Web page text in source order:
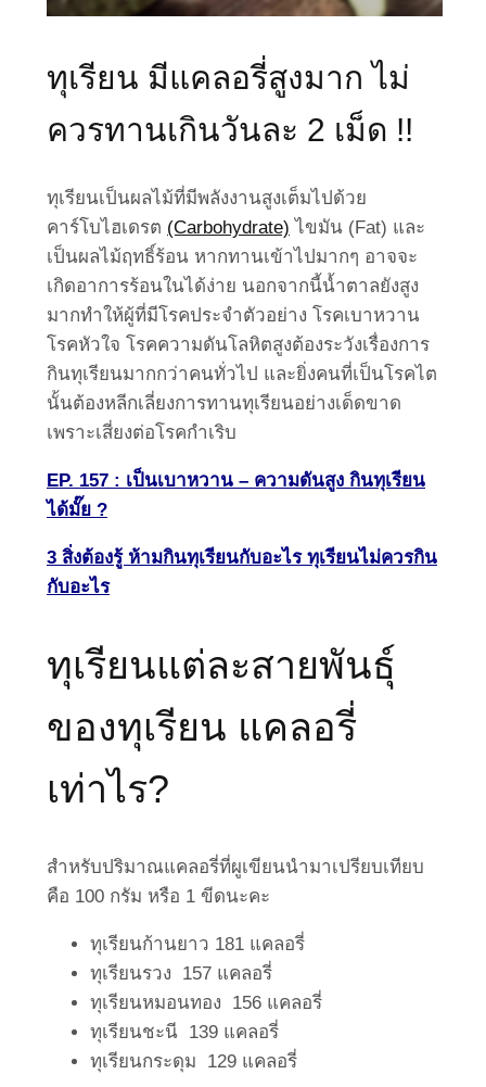
ทุเรียน มีแคลอรี่สูงมาก ไม่
ควรทานเกินวันละ 2 เม็ด !!
ทุเรียนเป็นผลไม้ที่มีพลังงานสูงเต็มไปด้วย
คาร์โบไฮเดรต (Carbohydrate) ไขมัน (Fat) และ
เป็นผลไม้ฤทธิ์ร้อน หากทานเข้าไปมากๆ อาจจะ
เกิดอาการร้อนในได้ง่าย นอกจากนี้น้ำตาลยังสูง
มากทำให้ผู้ที่มีโรคประจำตัวอย่าง โรคเบาหวาน
โรคหัวใจ โรคความดันโลหิตสูงต้องระวังเรื่องการ
กินทุเรียนมากกว่าคนทั่วไป และยิ่งคนที่เป็นโรคไต
นั้นต้องหลีกเลี่ยงการทานทุเรียนอย่างเด็ดขาด
เพราะเสี่ยงต่อโรคกำเริบ
EP. 157 : เป็นเบาหวาน – ความดันสูง กินทุเรียน
ได้มั๊ย ?
3 สิ่งต้องรู้ ห้ามกินทุเรียนกับอะไร ทุเรียนไม่ควรกิน
กับอะไร
ทุเรียนแต่ละสายพันธุ์
ของทุเรียน แคลอรี่
เท่าไร?
สำหรับปริมาณแคลอรี่ที่ผูเขียนนำมาเปรียบเทียบ
คือ 100 กรัม หรือ 1 ขีดนะคะ
ทุเรียนก้านยาว 181 แคลอรี่
ทุเรียนรวง 157 แคลอรี่
ทุเรียนหมอนทอง 156 แคลอรี่
ทุเรียนชะนี 139 แคลอรี่
ทุเรียนกระดุม 129 แคลอรี่